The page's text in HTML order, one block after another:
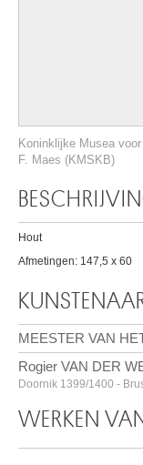
Koninklijke Musea
F. Maes (KMSKB)
Hout
Afmetingen: 147,5 x 60
MEESTER VAN
Rogier VAN DER
Doornik 1399/1400 -
WERKEN